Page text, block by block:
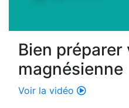
Bien
magnésienne
Voir la vidéo